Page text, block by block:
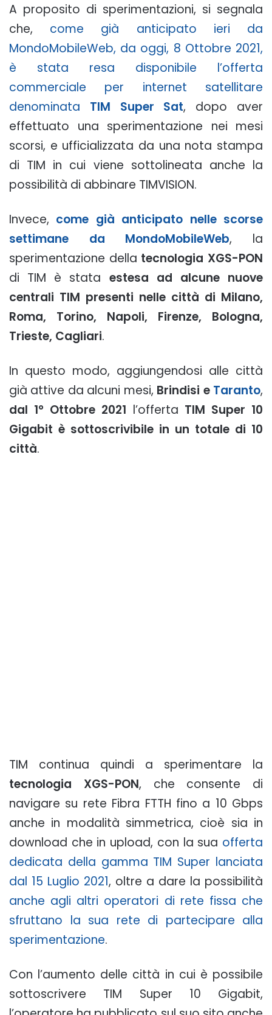
A proposito di sperimentazioni, si segnala
che, come già anticipato ieri da
MondoMobileWeb, da oggi, 8 Ottobre 2021,
è stata resa disponibile l’offerta
commerciale per internet satellitare
denominata TIM Super Sat, dopo aver
effettuato una sperimentazione nei mesi
scorsi, e ufficializzata da una nota stampa
di TIM in cui viene sottolineata anche la
possibilità di abbinare TIMVISION.
Invece, come già anticipato nelle scorse
settimane da MondoMobileWeb, la
sperimentazione della tecnologia XGS-PON
di TIM è stata estesa ad alcune nuove
centrali TIM presenti nelle città di Milano,
Roma, Torino, Napoli, Firenze, Bologna,
Trieste, Cagliari.
In questo modo, aggiungendosi alle città
già attive da alcuni mesi, Brindisi e Taranto,
dal 1° Ottobre 2021 l’offerta TIM Super 10
Gigabit è sottoscrivibile in un totale di 10
città.
TIM continua quindi a sperimentare la
tecnologia XGS-PON, che consente di
navigare su rete Fibra FTTH fino a 10 Gbps
anche in modalità simmetrica, cioè sia in
download che in upload, con la sua offerta
dedicata della gamma TIM Super lanciata
dal 15 Luglio 2021, oltre a dare la possibilità
anche agli altri operatori di rete fissa che
sfruttano la sua rete di partecipare alla
sperimentazione.
Con l’aumento delle città in cui è possibile
sottoscrivere TIM Super 10 Gigabit,